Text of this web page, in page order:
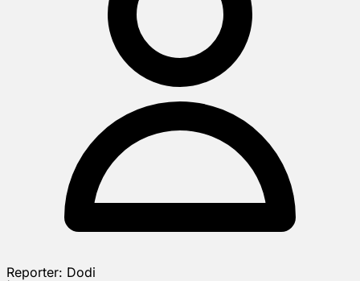
Reporter: Dodi